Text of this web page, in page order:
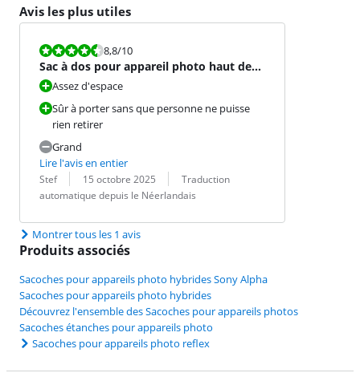
Avis les plus utiles
La note est 8,8 sur 10.
8,8/10
Sac à dos pour appareil photo haut de
gamme
Assez d'espace
Sûr à porter sans que personne ne puisse
rien retirer
Grand
Lire l'avis en entier
Évaluation par :
Stef
Date : 15 octobre 2025
Traduction :
Traduction
automatique depuis le Néerlandais
Montrer tous les 1 avis
Produits associés
Sacoches pour appareils photo hybrides Sony Alpha
Sacoches pour appareils photo hybrides
Découvrez l'ensemble des Sacoches pour appareils photos
Sacoches étanches pour appareils photo
Sacoches pour appareils photo reflex